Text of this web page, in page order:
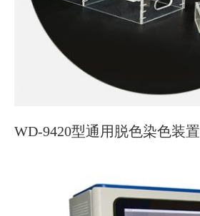
WD-9420型通用脱色染色装置